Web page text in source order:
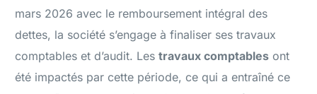
mars 2026 avec le remboursement intégral des
dettes, la société s’engage à finaliser ses travaux
comptables et d’audit. Lestravaux comptables ont
été impactés par cette période, ce qui a entraîné ce